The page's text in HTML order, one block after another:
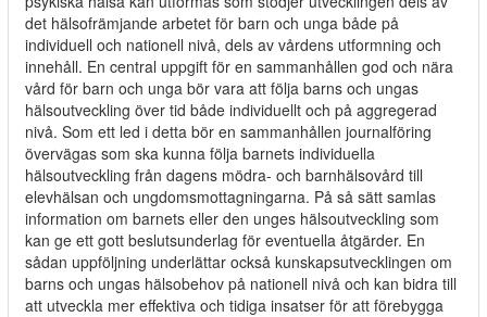
det hälsofrämjande arbetet för barn och unga både på
individuell och nationell nivå, dels av vårdens utformning och
innehåll. En central uppgift för en sammanhållen god och nära
vård för barn och unga bör vara att följa barns och ungas
hälsoutveckling över tid både individuellt och på aggregerad
nivå. Som ett led i detta bör en sammanhållen journalföring
övervägas som ska kunna följa barnets individuella
hälsoutveckling från dagens mödra- och barnhälsovård till
elevhälsan och ungdomsmottagningarna. På så sätt samlas
information om barnets eller den unges hälsoutveckling som
kan ge ett gott beslutsunderlag för eventuella åtgärder. En
sådan uppföljning underlättar också kunskapsutvecklingen om
barns och ungas hälsobehov på nationell nivå och kan bidra till
att utveckla mer effektiva och tidiga insatser för att förebygga